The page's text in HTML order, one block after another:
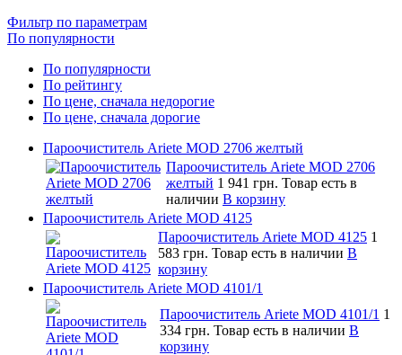
Фильтр по параметрам
По популярности
По популярности
По рейтингу
По цене, сначала недорогие
По цене, сначала дорогие
Пароочиститель Ariete MOD 2706 желтый
Пароочиститель Ariete MOD 2706
желтый 1 941 грн. Товар есть в
наличии В корзину
Пароочиститель Ariete MOD 4125
Пароочиститель Ariete MOD 4125 1
583 грн. Товар есть в наличии В
корзину
Пароочиститель Ariete MOD 4101/1
Пароочиститель Ariete MOD 4101/1 1
334 грн. Товар есть в наличии В
корзину